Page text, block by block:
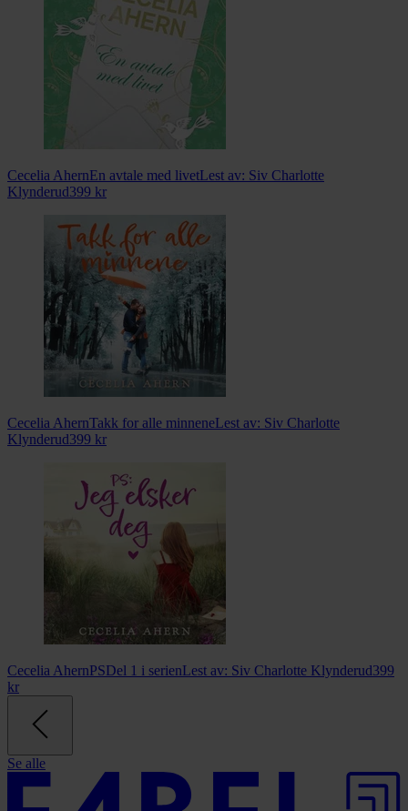
Cecelia AhernEn avtale med livetLest av: Siv Charlotte
Klynderud399 kr
Cecelia AhernTakk for alle minneneLest av: Siv Charlotte
Klynderud399 kr
Cecelia AhernPSDel 1 i serienLest av: Siv Charlotte Klynderud399
kr
Se alle